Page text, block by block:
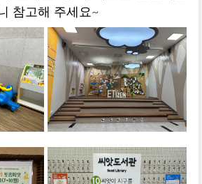
참고해 주세요~